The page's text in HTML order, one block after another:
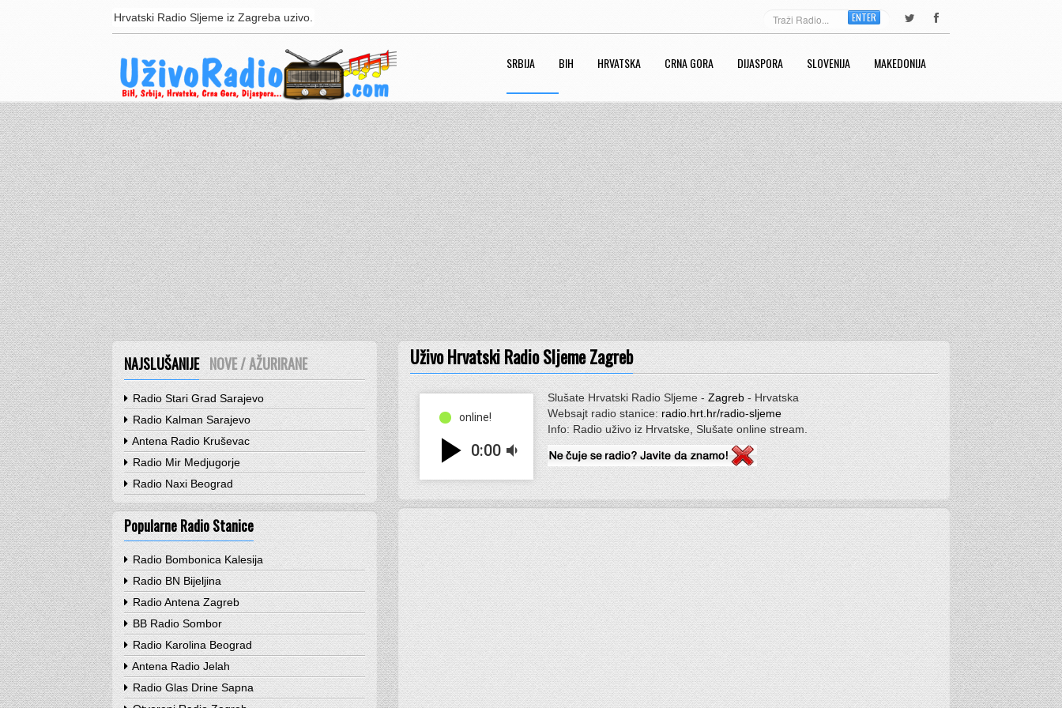
Hrvatski Radio Sljeme iz Zagreba uzivo. ENTER
SRBIJA BIH HRVATSKA CRNA GORA DIJASPORA SLOVENIJA MAKEDONIJA
Uživo Hrvatski Radio Sljeme Zagreb
online!
play_arrow 0:00 volume_down
Slušate Hrvatski Radio Sljeme - Zagreb- Hrvatska
Websajt radio stanice:radio.hrt.hr/radio-sljeme
Info: Radio uživo iz Hrvatske, Slušate online stream.
NAJSLUŠANIJE NOVE / AŽURIRANE
Radio Stari Grad Sarajevo
Radio Kalman Sarajevo
Antena Radio Kruševac
Radio Mir Medjugorje
Radio Naxi Beograd
Popularne Radio Stanice
Radio Bombonica Kalesija
Radio BN Bijeljina
Radio Antena Zagreb
BB Radio Sombor
Radio Karolina Beograd
Antena Radio Jelah
Radio Glas Drine Sapna